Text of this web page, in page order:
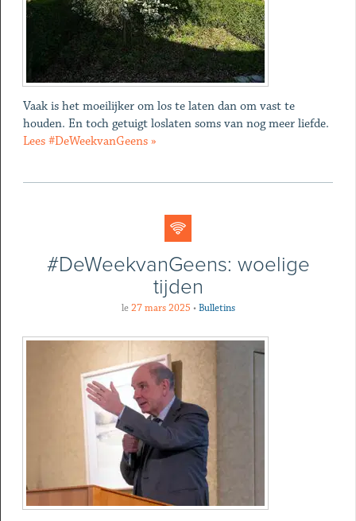
Vaak is het moeilijker om los te laten dan om vast te
houden. En toch getuigt loslaten soms van nog meer liefde.
Lees #DeWeekvanGeens »
#DeWeekvanGeens: woelige
tijden
le 27 mars 2025 • Bulletins